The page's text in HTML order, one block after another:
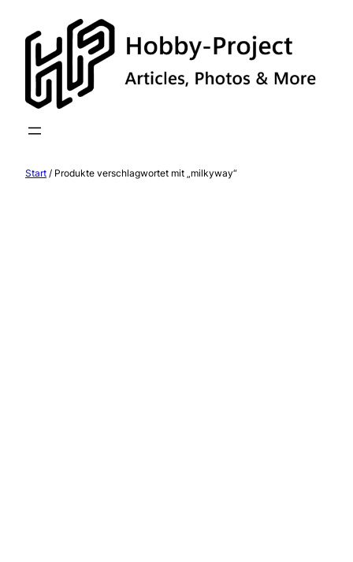
Inhalt
springen
Start / Produkte verschlagwortet mit „milkyway“